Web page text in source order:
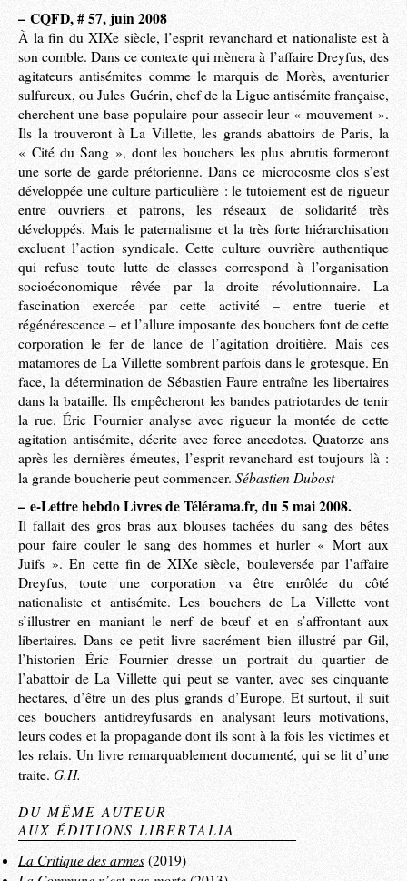
– CQFD, # 57, juin 2008
À la fin du XIXe siècle, l’esprit revanchard et nationaliste est à
son comble. Dans ce contexte qui mènera à l’affaire Dreyfus, des
agitateurs antisémites comme le marquis de Morès, aventurier
sulfureux, ou Jules Guérin, chef de la Ligue antisémite française,
cherchent une base populaire pour asseoir leur « mouvement ».
Ils la trouveront à La Villette, les grands abattoirs de Paris, la
« Cité du Sang », dont les bouchers les plus abrutis formeront
une sorte de garde prétorienne. Dans ce microcosme clos s’est
développée une culture particulière : le tutoiement est de rigueur
entre ouvriers et patrons, les réseaux de solidarité très
développés. Mais le paternalisme et la très forte hiérarchisation
excluent l’action syndicale. Cette culture ouvrière authentique
qui refuse toute lutte de classes correspond à l’organisation
socioéconomique rêvée par la droite révolutionnaire. La
fascination exercée par cette activité – entre tuerie et
régénérescence – et l’allure imposante des bouchers font de cette
corporation le fer de lance de l’agitation droitière. Mais ces
matamores de La Villette sombrent parfois dans le grotesque. En
face, la détermination de Sébastien Faure entraîne les libertaires
dans la bataille. Ils empêcheront les bandes patriotardes de tenir
la rue. Éric Fournier analyse avec rigueur la montée de cette
agitation antisémite, décrite avec force anecdotes. Quatorze ans
après les dernières émeutes, l’esprit revanchard est toujours là :
la grande boucherie peut commencer. Sébastien Dubost
– e-Lettre hebdo Livres de Télérama.fr, du 5 mai 2008.
Il fallait des gros bras aux blouses tachées du sang des bêtes
pour faire couler le sang des hommes et hurler « Mort aux
Juifs ». En cette fin de XIXe siècle, bouleversée par l’affaire
Dreyfus, toute une corporation va être enrôlée du côté
nationaliste et antisémite. Les bouchers de La Villette vont
s’illustrer en maniant le nerf de bœuf et en s’affrontant aux
libertaires. Dans ce petit livre sacrément bien illustré par Gil,
l’historien Éric Fournier dresse un portrait du quartier de
l’abattoir de La Villette qui peut se vanter, avec ses cinquante
hectares, d’être un des plus grands d’Europe. Et surtout, il suit
ces bouchers antidreyfusards en analysant leurs motivations,
leurs codes et la propagande dont ils sont à la fois les victimes et
les relais. Un livre remarquablement documenté, qui se lit d’une
traite. G.H.
DU MÊME AUTEUR
AUX ÉDITIONS LIBERTALIA
La Critique des armes (2019)